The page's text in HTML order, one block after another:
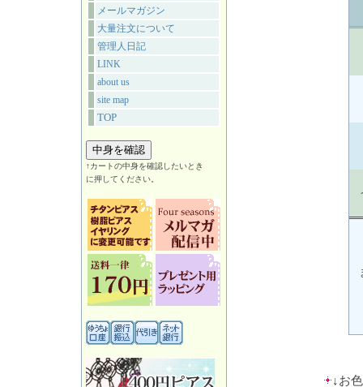
メールマガジン
大量注文について
管理人日記
LINK
about us
site map
TOP
↑カートの中身を確認したいとき
に押してください。
↓お